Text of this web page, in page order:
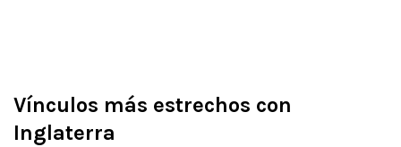
Vínculos más estrechos con
Inglaterra